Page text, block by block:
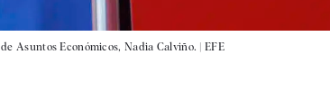
Asuntos Económicos, Nadia Calviño. |EFE